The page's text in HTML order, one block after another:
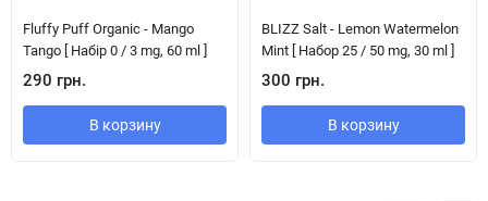
Fluffy Puff Organic - Mango
Tango [ Набір 0 / 3 mg, 60 ml ]
290 грн.
В корзину
BLIZZ Salt - Lemon Watermelon
Mint [ Набор 25 / 50 mg, 30 ml ]
300 грн.
В корзину